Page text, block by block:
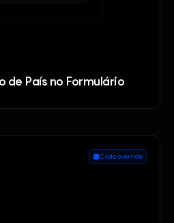
de País no Formulário
Code override